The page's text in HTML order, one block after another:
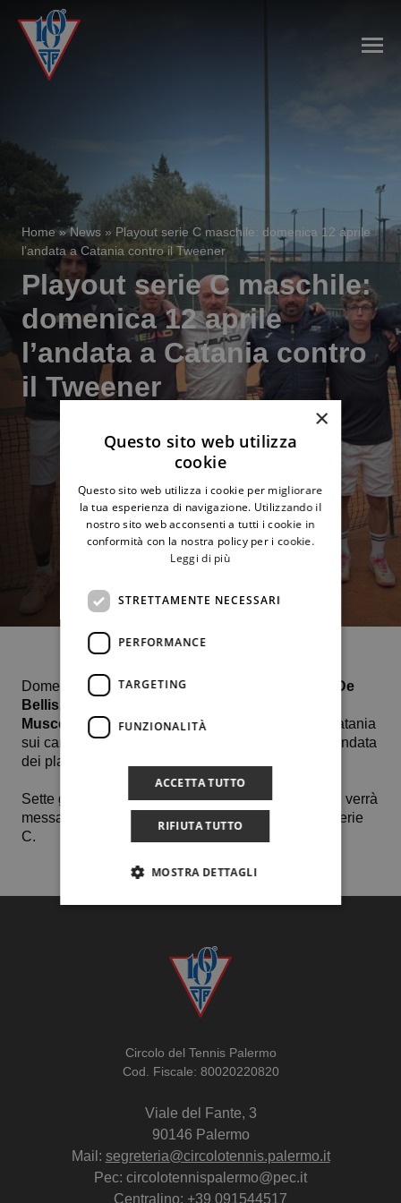
Home»News » Playout serie C maschile: domenica 12 aprile
l’andata a Catania contro il Tweener
Playout serie C maschile:
domenica 12 aprile
l’andata a Catania contro
il Tweener
Domenica 12 aprile, i nostri ragazzi (
Alessandro De
Bellis, Carlo Florenza, Dylan Foriero, Gabriele
Muscolino, Giacomo D’Asaro)
disputeranno a Catania
sui campi del Tweener Sporting Group, la sfida d’andata
dei playout di serie C.
Sette giorni dopo, la gara di ritorno al Circolo in cui verrà
messa in palio la permanenza nel campionato di serie
C.
Circolo del Tennis Palermo
Cod. Fiscale: 80020220820
Viale del Fante, 3
90146 Palermo
Mail: segreteria@circolotennis.palermo.it
Pec: circolotennispalermo@pec.it
Centralino: +39 091544517
×
Questo sito web utilizza
cookie
Questo sito web utilizza i cookie per migliorare
la tua esperienza di navigazione. Utilizzando il
nostro sito web acconsenti a tutti i cookie in
conformità con la nostra policy per i cookie.
Leggi di più
STRETTAMENTE NECESSARI
PERFORMANCE
TARGETING
FUNZIONALITÀ
ACCETTA TUTTO
RIFIUTA TUTTO
MOSTRA DETTAGLI